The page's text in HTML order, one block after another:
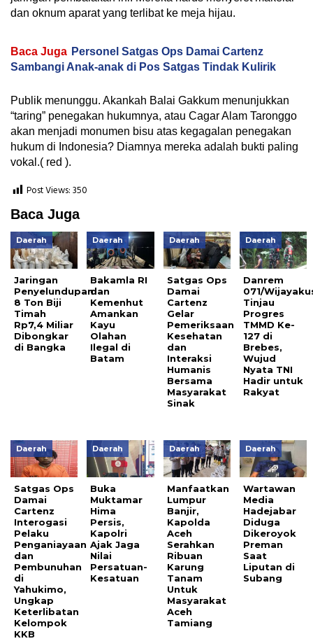
dan oknum aparat yang terlibat ke meja hijau.
Baca Juga Personel Satgas Ops Damai Cartenz
Sambangi Anak-anak di Pos Satgas Tindak Kulirik
Publik menunggu. Akankah Balai Gakkum menunjukkan
“taring” penegakan hukumnya, atau Cagar Alam Taronggo
akan menjadi monumen bisu atas kegagalan penegakan
hukum di Indonesia? Diamnya mereka adalah bukti paling
vokal.( red ).
Post Views:350
Baca Juga
Daerah
Jaringan
Penyelundupan
8 Ton Biji
Timah
Rp7,4 Miliar
Dibongkar
di Bangka
Daerah
Bakamla RI
dan
Kemenhut
Amankan
Kayu
Olahan
Ilegal di
Batam
Daerah
Satgas Ops
Damai
Cartenz
Gelar
Pemeriksaan
Kesehatan
dan
Interaksi
Humanis
Bersama
Masyarakat
Sinak
Daerah
Danrem
071/
Tinjau
Progres
TMMD Ke-
127 di
Brebes,
Wujud
Nyata TNI
Hadir untuk
Rakyat
Daerah
Satgas Ops
Damai
Cartenz
Interogasi
Pelaku
Penganiayaan
dan
Pembunuhan
di
Yahukimo,
Ungkap
Keterlibatan
Kelompok
KKB
Daerah
Buka
Muktamar
Hima
Persis,
Kapolri
Ajak Jaga
Nilai
Persatuan-
Kesatuan
Daerah
Manfaatkan
Lumpur
Banjir,
Kapolda
Aceh
Serahkan
Ribuan
Karung
Tanam
Untuk
Masyarakat
Aceh
Tamiang
Daerah
Wartawan
Media
Hadejabar
Diduga
Dikeroyok
Preman
Saat
Liputan di
Subang